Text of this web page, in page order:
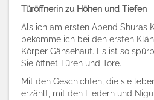
Türöffnerin zu Höhen und Tiefen
Als ich am ersten Abend Shuras
bekomme ich bei den ersten
Körper Gänsehaut. Es ist so
Sie öffnet Türen und Tore.
Mit den Geschichten, die sie
erzählt, mit den Liedern und